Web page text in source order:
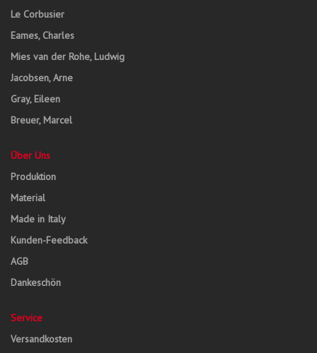
Le Corbusier
Eames, Charles
Mies van der Rohe, Ludwig
Jacobsen, Arne
Gray, Eileen
Breuer, Marcel
Über Uns
Produktion
Material
Made in Italy
Kunden-Feedback
AGB
Dankeschön
Service
Versandkosten